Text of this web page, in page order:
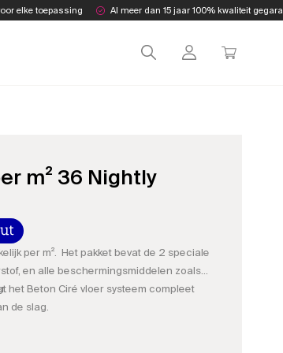
elke toepassing Al meer dan 15 jaar 100% kwaliteit
m² 36 Nightly
per m². Het pakket bevat de 2 speciale
en alle beschermingsmiddelen zoals
het Beton Ciré vloer systeem compleet
de slag.